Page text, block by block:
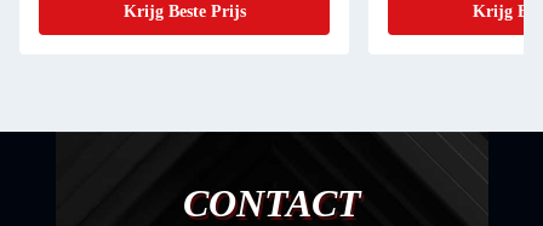
Krijg Beste Prijs
Krijg
CONTACT